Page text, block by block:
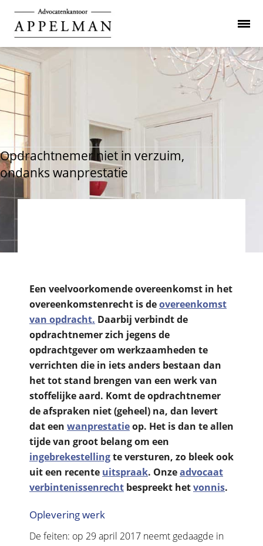
Opdrachtnemer niet in verzuim,
ondanks wanprestatie
Een veelvoorkomende overeenkomst in het
overeenkomstenrecht is deovereenkomst
van opdracht. Daarbij verbindt de
opdrachtnemer zich jegens de
opdrachtgever om werkzaamheden te
verrichten die in iets anders bestaan dan
het tot stand brengen van een werk van
stoffelijke aard. Komt de opdrachtnemer
de afspraken niet (geheel) na, dan levert
dat een wanprestatieop. Het is dan te allen
tijde van groot belang om een
ingebrekestellingte versturen, zo bleek ook
uit een recente uitspraak. Onzeadvocaat
verbintenissenrecht bespreekt hetvonnis.
Oplevering werk
De feiten: op 29 april 2017 neemt gedaagde in